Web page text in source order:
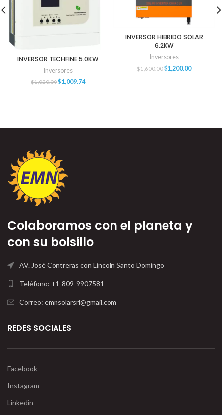
INVERSOR TECHFINE 5.0KW
Inversores
$1,020.00$1,009.74
INVERSOR HIBRIDO SOLAR
6.2KW
Inversores
$1,600.00$1,200.00
Colaboramos con el planeta y
con su bolsillo
AV. José Contreras con Lincoln Santo Domingo
Teléfono: +1-809-9907581
Correo: emnsolarsrl@gmail.com
REDES SOCIALES
Facebook
Instagram
Linkedin